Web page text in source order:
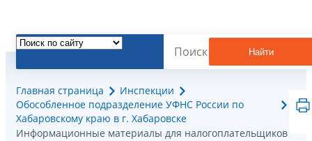
Найти
Главная страница
Инспекции
Обособленное подразделение УФНС России по
Хабаровскому краю в г. Хабаровске
Информационные материалы для налогоплательщиков